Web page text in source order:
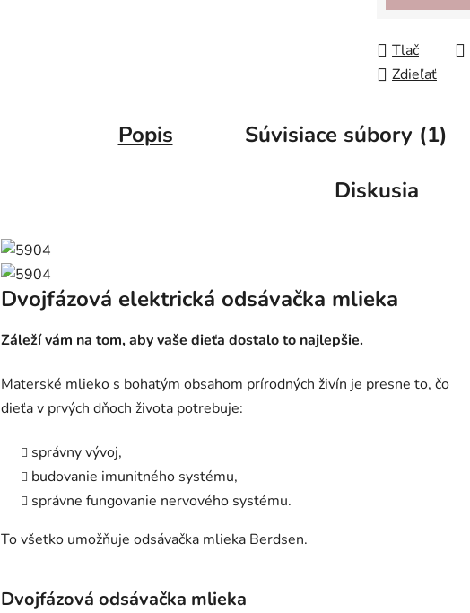
Tlač
Zdieľať
Popis Súvisiace súbory (1)
Diskusia
Dvojfázová elektrická odsávačka mlieka
Záleží vám na tom, aby vaše dieťa dostalo to najlepšie.
Materské mlieko s bohatým obsahom prírodných živín je presne to, čo
dieťa v prvých dňoch života potrebuje:
správny vývoj,
budovanie imunitného systému,
správne fungovanie nervového systému.
To všetko umožňuje odsávačka mlieka Berdsen.
Dvojfázová odsávačka mlieka